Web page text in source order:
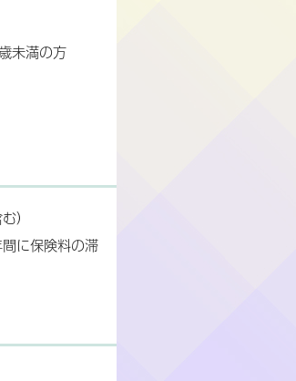
未満の方
）
に保険料の滞